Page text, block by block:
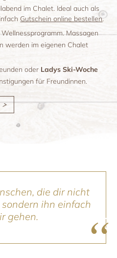
im Chalet. Ideal auch als
Gutschein online bestellen.
Massagen
werden im eigenen Chalet
oder Ladys Ski-Woche
für Freundinnen.
die dir nicht
ihn einfach
gehen.